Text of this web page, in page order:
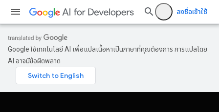
ลงชื่อเข้าใช้
Google ใช้เทคโนโลยี AI เพื่อแปลเนื้อหาเป็นภาษาที่คุณต้องการ การแปลโดย
AI อาจมีข้อผิดพลาด